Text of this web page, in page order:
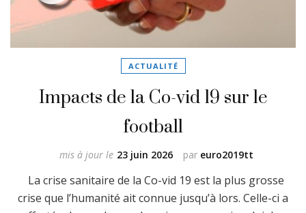
ACTUALITÉ
Impacts de la Co-vid 19 sur le
football
par euro2019tt
mis à jour le 23 juin 2026
La crise sanitaire de la Co-vid 19 est la plus grosse
crise que l’humanité ait connue jusqu’à lors. Celle-ci a